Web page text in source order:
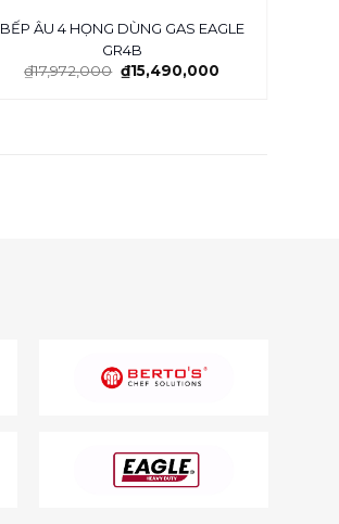
BẾP ÂU 4 HỌNG DÙNG GAS EAGLE
GR4B
₫17,972,000 ₫15,490,000